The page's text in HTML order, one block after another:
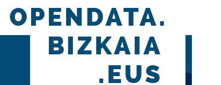
OPENDATA.
BIZKAIA
.EUS